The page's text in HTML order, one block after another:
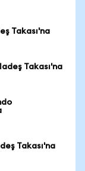
Takası'na
Takası'na
Takası'na